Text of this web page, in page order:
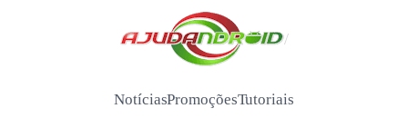
/
NotíciasPromoçõesTutoriais